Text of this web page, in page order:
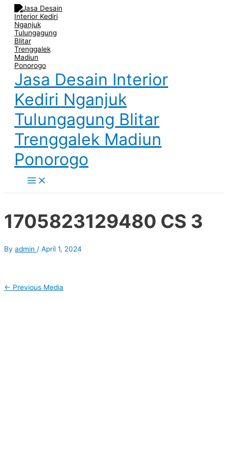
Skip
content
Jasa Desain Interior
Kediri Nganjuk
Tulungagung Blitar
Trenggalek Madiun
Ponorogo
Menu
1705823129480 CS 3
By admin / April 1, 2024
Post
navigation
← Previous Media